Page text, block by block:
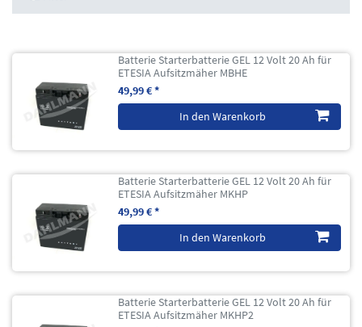
Batterie Starterbatterie GEL 12 Volt 20 Ah für
ETESIA Aufsitzmäher MBHE
49,99 € *
In den Warenkorb
Batterie Starterbatterie GEL 12 Volt 20 Ah für
ETESIA Aufsitzmäher MKHP
49,99 € *
In den Warenkorb
Batterie Starterbatterie GEL 12 Volt 20 Ah für
ETESIA Aufsitzmäher MKHP2